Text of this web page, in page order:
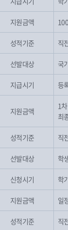
지원금액
성적기준 직
선발대상 국
지급시기 등
지원금액
1
최
성적기준 직
선발대상 학
신청시기 학
지원금액 일
성적기준 직